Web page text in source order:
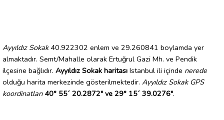
Ayyıldız Sokak40.922302 enlem ve 29.260841 boylamda yer
almaktadır. Semt/Mahalle olarak Ertuğrul Gazi Mh. ve Pendik
ilçesine bağlıdır. Ayyıldız Sokak haritası Istanbul ili içinde nerede
olduğu harita merkezinde gösterilmektedir. Ayyıldız Sokak GPS
koordinatları 40° 55´ 20.2872" ve 29° 15´ 39.0276".